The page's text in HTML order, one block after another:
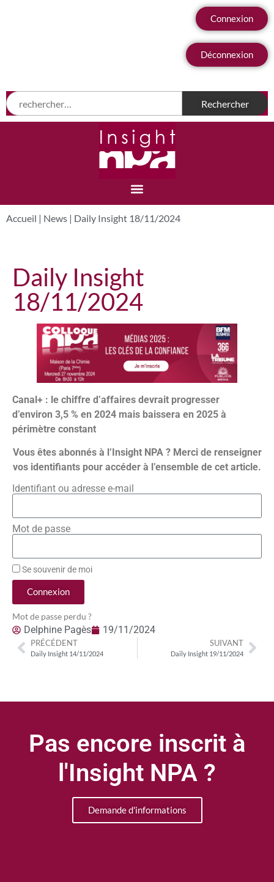
Connexion
Déconnexion
Accueil | News | Daily Insight 18/11/2024
Daily Insight
18/11/2024
Canal+ : le chiffre d’affaires devrait progresser
d’environ 3,5 % en 2024 mais baissera en 2025 à
périmètre constant
Vous êtes abonnés à l’Insight NPA ? Merci de renseigner
vos identifiants pour accéder à l’ensemble de cet article.
Identifiant ou adresse e-mail
Mot de passe
Se souvenir de moi
Connexion
Mot de passe perdu ?
Delphine Pagès 19/11/2024
PRÉCÉDENT
Daily Insight 14/11/2024
SUIVANT
Daily Insight 19/11/2024
Pas encore inscrit à
l'Insight NPA ?
Demande d'informations